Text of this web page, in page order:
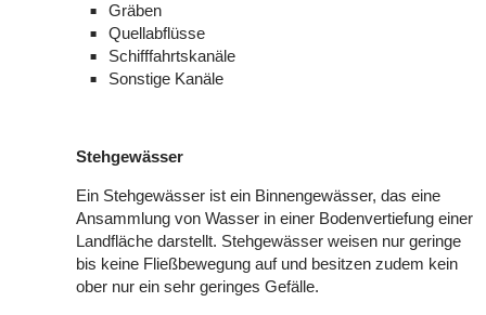
Gräben
Quellabflüsse
Schifffahrtskanäle
Sonstige Kanäle
Stehgewässer
Ein Stehgewässer ist ein Binnengewässer, das eine
Ansammlung von Wasser in einer Bodenvertiefung einer
Landfläche darstellt. Stehgewässer weisen nur geringe
bis keine Fließbewegung auf und besitzen zudem kein
ober nur ein sehr geringes Gefälle.